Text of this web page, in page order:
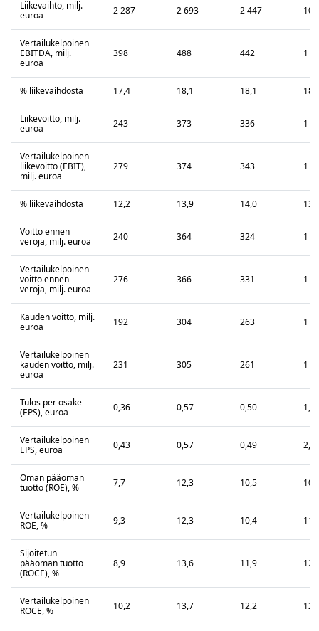
Liikevaihto, milj.
euroa
2 287 2 693 2 447 10
Vertailukelpoinen
EBITDA, milj.
euroa
398 488 442 1
% liikevaihdosta 17,4 18,1 18,1
Liikevoitto, milj.
euroa
243 373 336 1
Vertailukelpoinen
liikevoitto (EBIT),
milj. euroa
279 374 343 1
% liikevaihdosta 12,2 13,9 14,0
Voitto ennen
veroja, milj. euroa
240 364 324 1
Vertailukelpoinen
voitto ennen
veroja, milj. euroa
276 366 331 1
Kauden voitto, milj.
euroa
192 304 263 1
Vertailukelpoinen
kauden voitto, milj.
euroa
231 305 261 1
Tulos per osake
(EPS), euroa
0,36 0,57 0,50
Vertailukelpoinen
EPS, euroa
0,43 0,57 0,49
Oman pääoman
tuotto (ROE), %
7,7 12,3 10,5
Vertailukelpoinen
ROE, %
9,3 12,3 10,4
Sijoitetun
pääoman tuotto
(ROCE), %
8,9 13,6 11,9
Vertailukelpoinen
ROCE, %
10,2 13,7 12,2